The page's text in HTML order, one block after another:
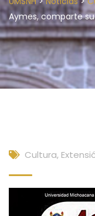
Aymes, comparte su
Cultura,